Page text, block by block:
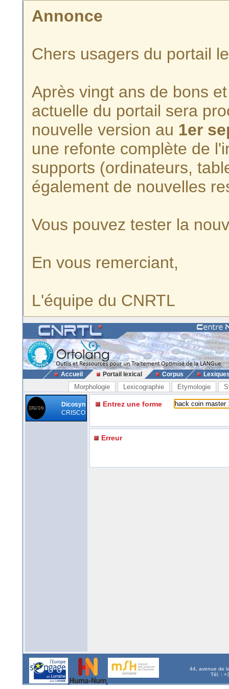
Annonce
Chers usagers du portail
Après vingt ans de bons
actuelle du portail sera
nouvelle version au 1er
une refonte complète de
supports (ordinateurs,
également de nouvelles
Vous pouvez tester la
En vous remerciant,
L'équipe du CNRTL
Accueil Portail lexical Corpus
Morphologie Lexicographie Etymologie
Dicosyn
CRISCO
Entrez une forme
Erreur
44, avenue de
Tél. :